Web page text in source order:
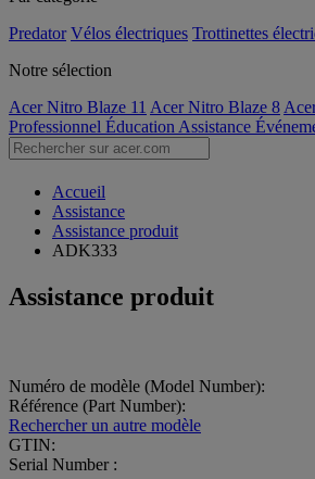
Predator Vélos électriques Trottinettes
Notre sélection
Acer Nitro Blaze 11 Acer Nitro Blaze 8
Professionnel Éducation Assistance
Accueil
Assistance
Assistance produit
ADK333
Assistance produit
Numéro de modèle (Model Number):
Référence (Part Number):
Rechercher un autre modèle
GTIN:
Serial Number :